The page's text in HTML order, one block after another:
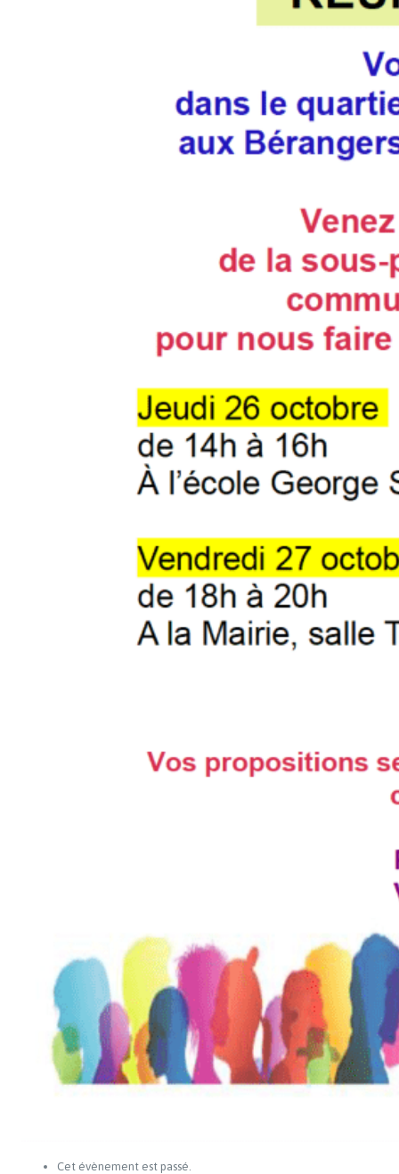
Cet évènement est passé.